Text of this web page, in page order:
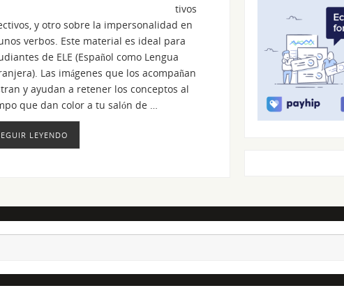
tivos
y otro sobre la impersonalidad en
verbos. Este material es ideal para
de ELE (Español como Lengua
Las imágenes que los acompañan
y ayudan a retener los conceptos al
que dan color a tu salón de …
LEYENDO